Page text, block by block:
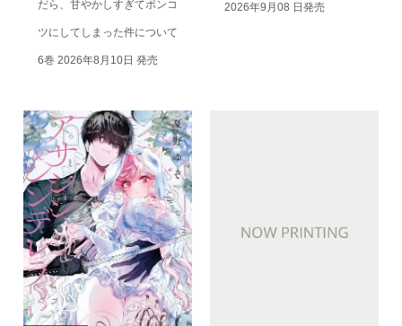
だら、甘やかしすぎてポンコ
ツにしてしまった件について
6巻 2026年8月10日 発売
2026年9月08 日発売